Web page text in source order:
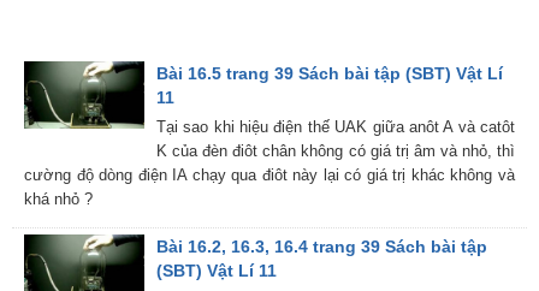
Bài 16.5 trang 39 Sách bài tập (SBT) Vật Lí
11
Tại sao khi hiệu điện thế UAK giữa anôt A và catôt
K của đèn điôt chân không có giá trị âm và nhỏ, thì
cường độ dòng điện IA chạy qua điôt này lại có giá trị khác không và
khá nhỏ ?
Bài 16.2, 16.3, 16.4 trang 39 Sách bài tập
(SBT) Vật Lí 11